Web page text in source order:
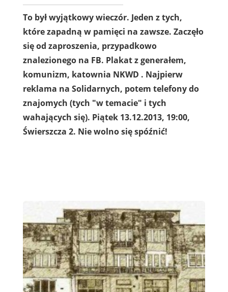
To był wyjątkowy wieczór. Jeden z tych,
które zapadną w pamięci na zawsze. Zaczęło
się od zaproszenia, przypadkowo
znalezionego na FB. Plakat z generałem,
komunizm, katownia NKWD . Najpierw
reklama na Solidarnych, potem telefony do
znajomych (tych "w temacie" i tych
wahających się). Piątek 13.12.2013, 19:00,
Świerszcza 2. Nie wolno się spóźnić!